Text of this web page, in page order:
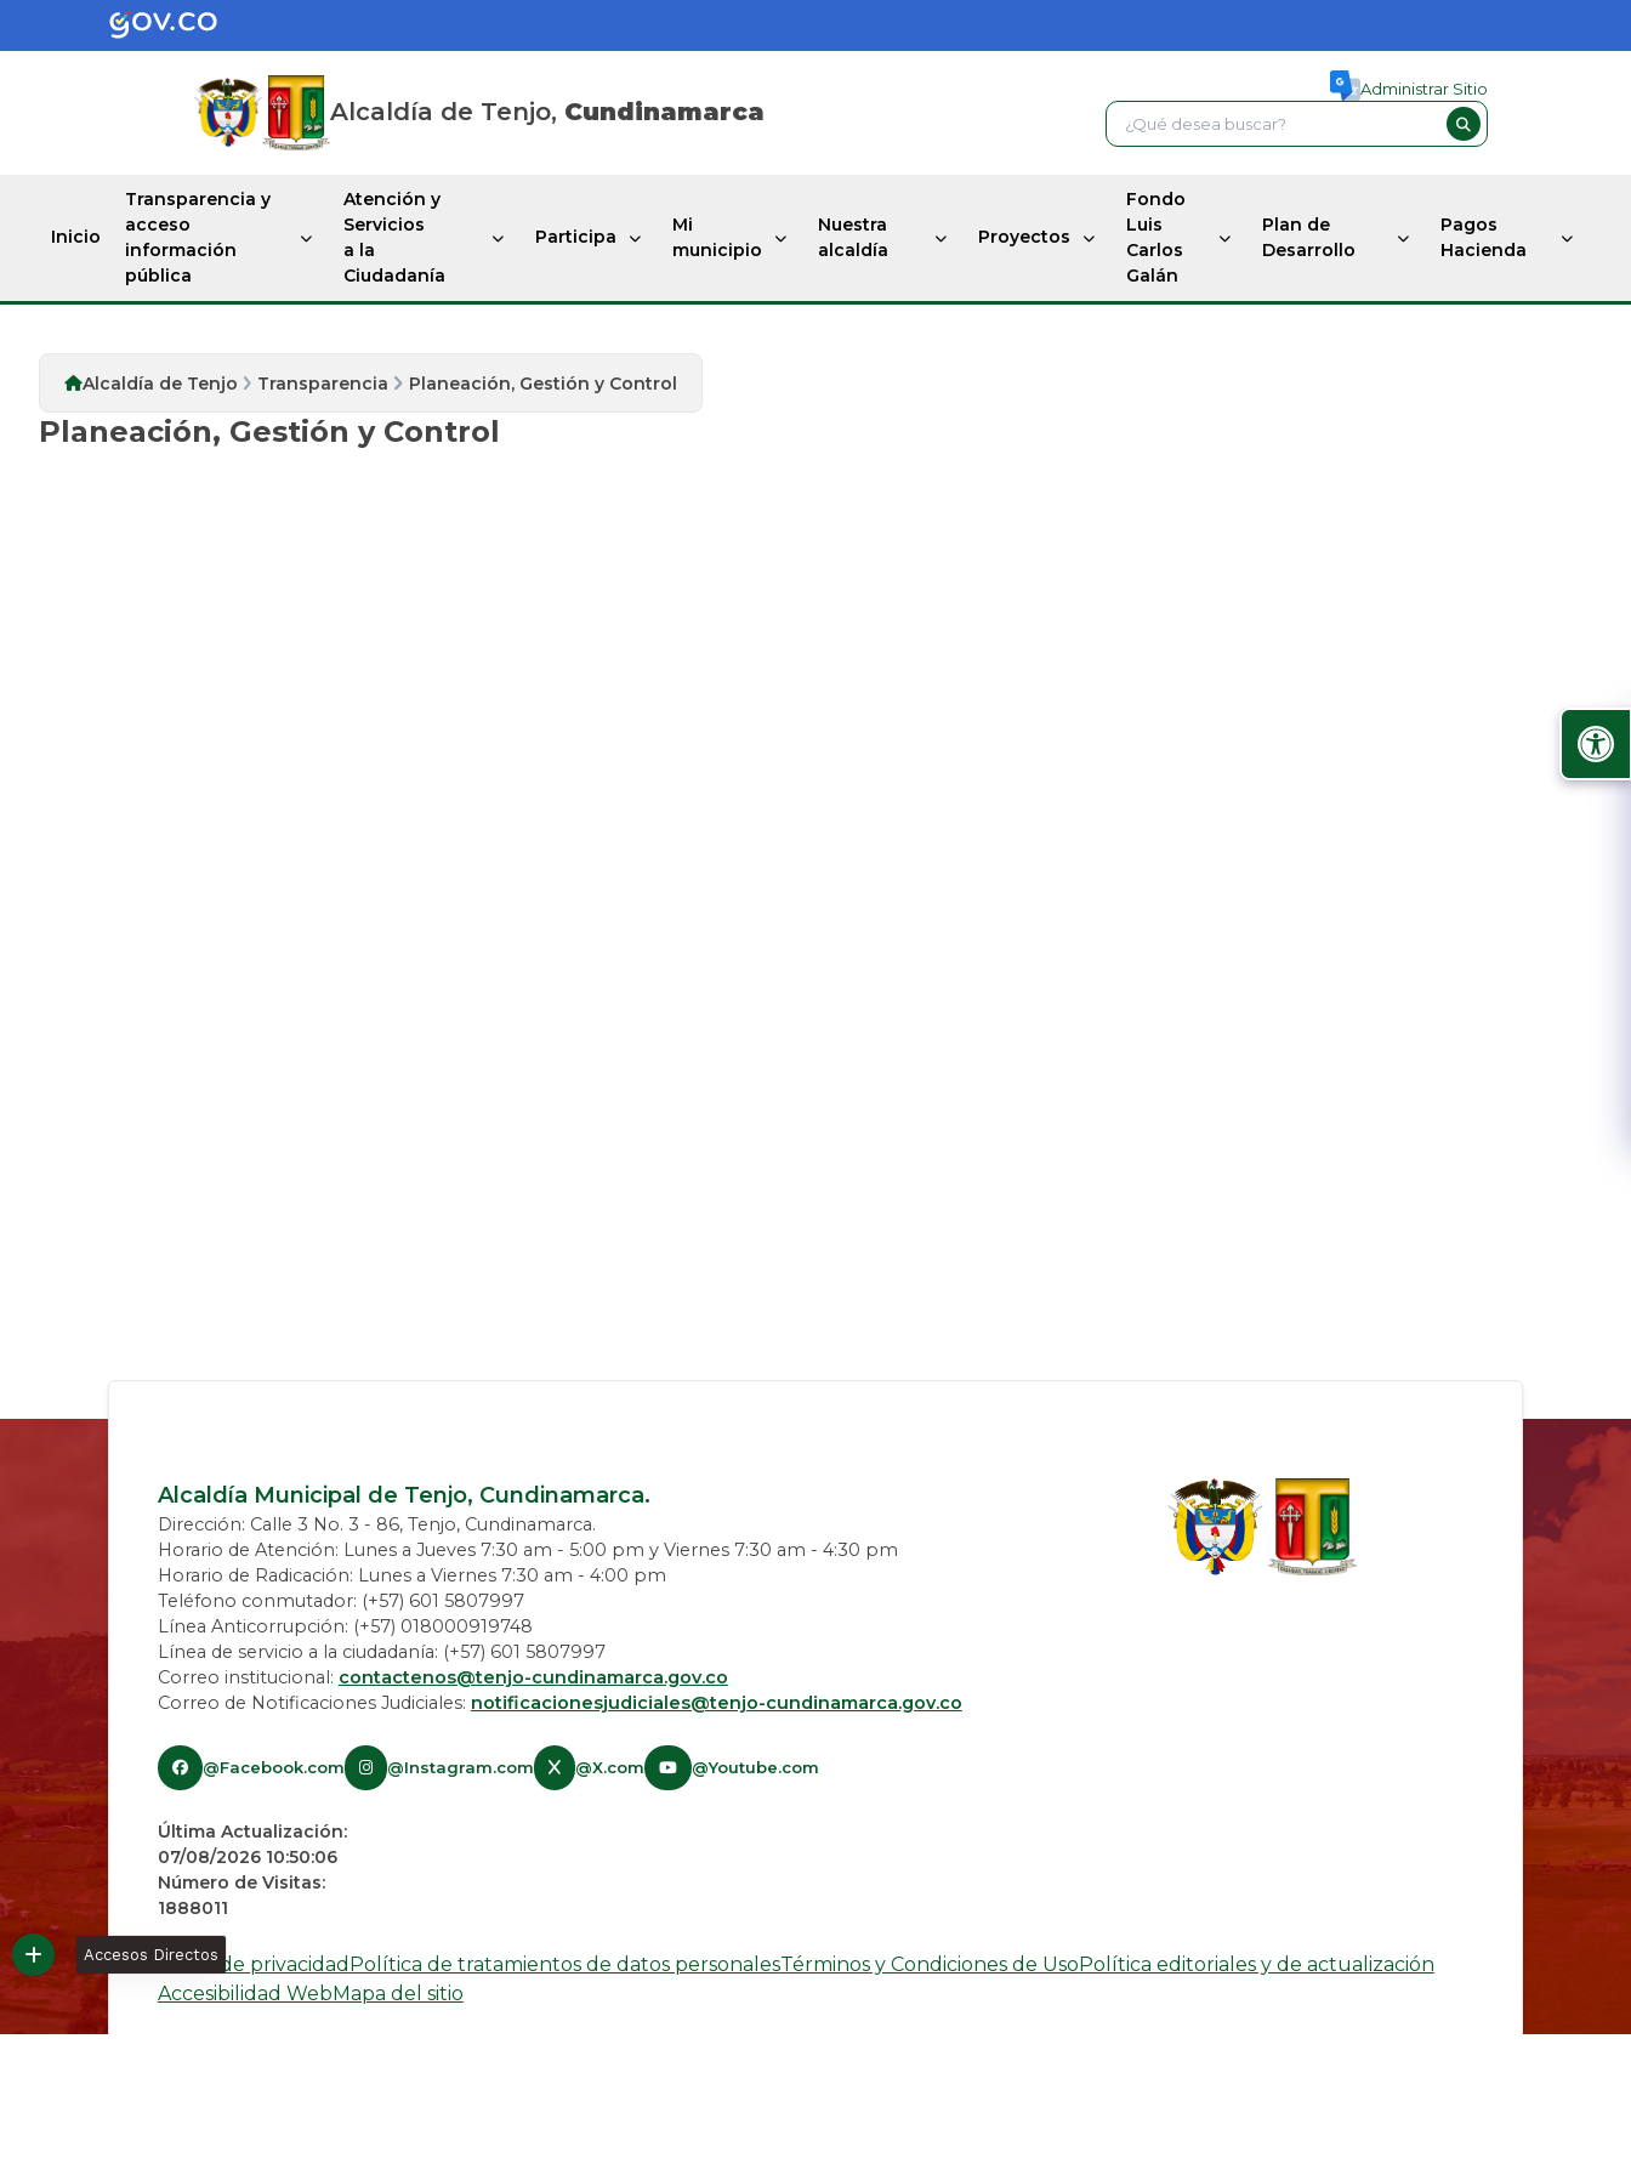
Alcaldía de Tenjo, Cundinamarca
Administrar Sitio
Inicio
Transparencia y
acceso
información
pública
Atención y
Servicios
a la
Ciudadanía
Participa
Mi
municipio
Nuestra
alcaldía
Proyectos
Fondo
Luis
Carlos
Galán
Plan de
Desarrollo
Pagos
Hacienda
Alcaldía de Tenjo Transparencia Planeación, Gestión y Control
Planeación, Gestión y Control
Alcaldía Municipal de Tenjo, Cundinamarca.
Dirección: Calle 3 No. 3 - 86, Tenjo, Cundinamarca.
Horario de Atención: Lunes a Jueves 7:30 am - 5:00 pm y Viernes 7:30 am - 4:30 pm
Horario de Radicación: Lunes a Viernes 7:30 am - 4:00 pm
Teléfono conmutador: (+57) 601 5807997
Línea Anticorrupción: (+57) 018000919748
Línea de servicio a la ciudadanía: (+57) 601 5807997
Correo institucional: contactenos@tenjo-cundinamarca.gov.co
Correo de Notificaciones Judiciales: notificacionesjudiciales@tenjo-cundinamarca.gov.co​
@Facebook.com @Instagram.com @X.com @Youtube.com
Última Actualización:
07/08/2026 10:50:06
Número de Visitas:
1888011
Avisos de privacidad Política de tratamientos de datos personalesTérminos y Condiciones de Uso Política editoriales y de actualización
Accesibilidad Web Mapa del sitio
Accesos Directos